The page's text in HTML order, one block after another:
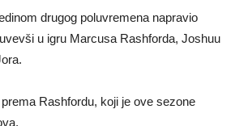
pravila ove sezone
drugog poluvremena napravio
u igru Marcusa Rashforda, Joshuu
Rashfordu, koji je ove sezone